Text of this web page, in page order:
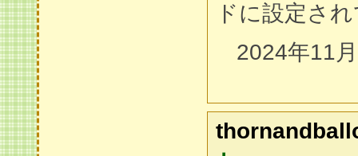
ドに設定さ
2024年11